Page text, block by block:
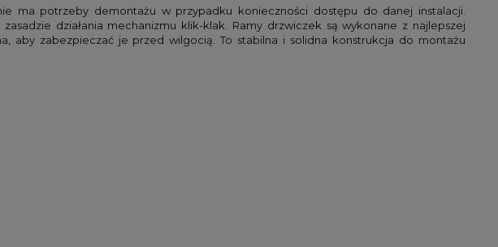
ma potrzeby demontażu w przypadku konieczności dostępu do danej instalacji.
działania mechanizmu klik-klak. Ramy drzwiczek są wykonane z najlepszej
aby zabezpieczać je przed wilgocią. To stabilna i solidna konstrukcja do montażu